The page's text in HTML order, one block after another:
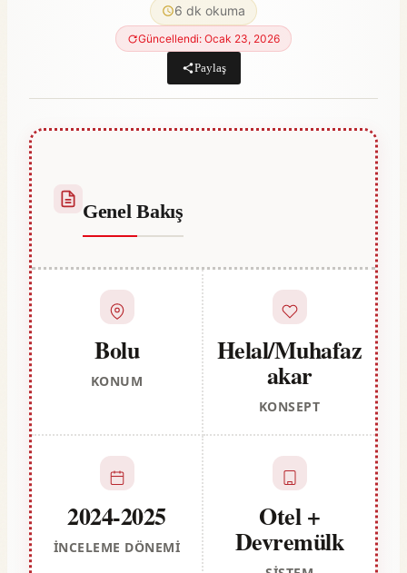
6 dk okuma
Güncellendi: Ocak 23, 2026
Paylaş
Genel Bakış
Bolu
KONUM
Helal/Muhafaz
akar
KONSEPT
2024-2025
İNCELEME DÖNEMI
Otel +
Devremülk